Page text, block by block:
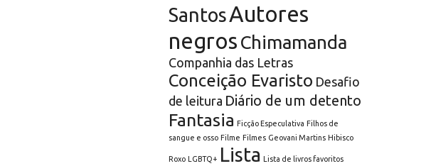
SantosAutores
negros Chimamanda
Companhia das Letras
Conceição Evaristo Desafio
de leitura Diário de um detento
Fantasia Ficção Especulativa Filhos de
sangue e osso Filme Filmes Geovani Martins Hibisco
Roxo LGBTQ+ Lista Lista de livros favoritos